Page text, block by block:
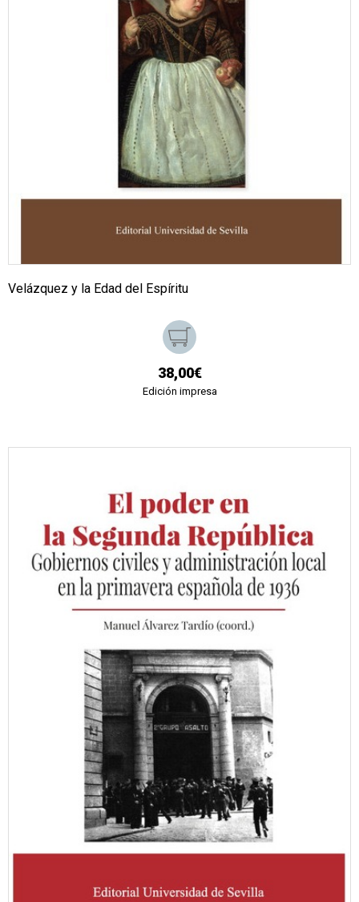
Velázquez y la Edad del Espíritu
38,00€
Edición impresa